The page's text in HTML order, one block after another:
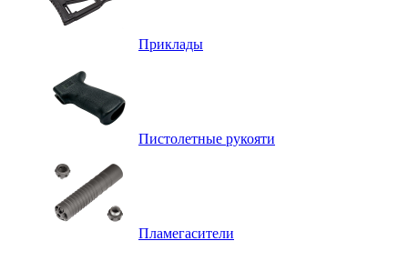
Приклады
Пистолетные рукояти
Пламегасители